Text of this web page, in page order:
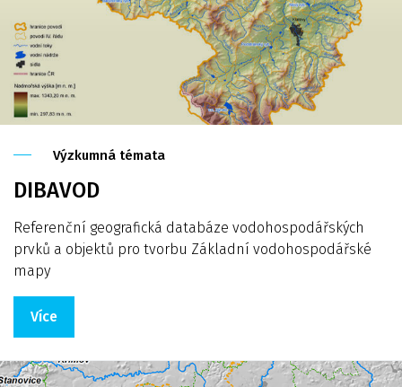
Výzkumná témata
DIBAVOD
Referenční geografická databáze vodohospodářských
prvků a objektů pro tvorbu Základní vodohospodářské
mapy
Více